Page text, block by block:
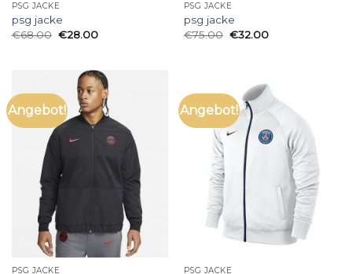
PSG JACKE
psg jacke
€68.00 €28.00
PSG JACKE
psg jacke
€75.00 €32.00
Angebot!
PSG JACKE
Angebot!
PSG JACKE